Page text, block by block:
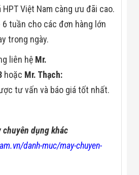
HPT Việt Nam càng ưu đãi cao.
tuần cho các đơn hàng lớn
trong ngày.
liên hệ Mr.
hoặc Mr. Thạch:
tư vấn và báo giá tốt nhất.
chuyên dụng khác
danh-muc/may-chuyen-